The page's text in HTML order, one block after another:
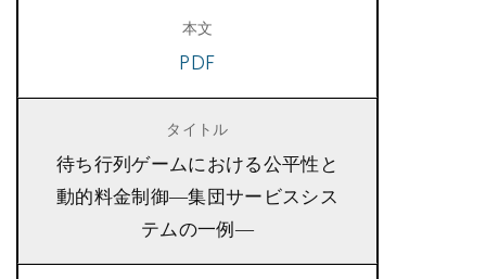
PDF
待ち行列ゲームにおける公平性と
動的料金制御―集団サービスシス
テムの一例―